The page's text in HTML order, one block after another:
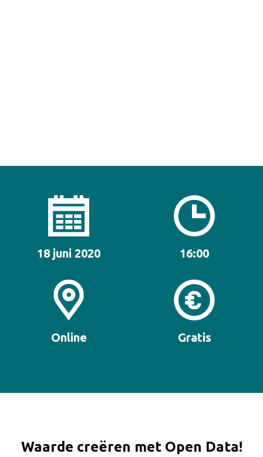
18 juni 2020 16:00
Online Gratis
Waarde creëren met Open Data!